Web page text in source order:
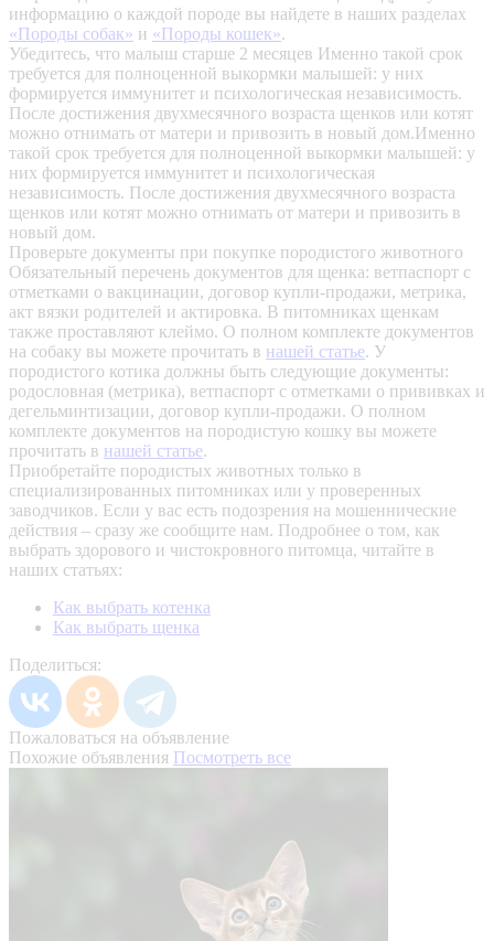
информацию о каждой породе вы найдете в наших разделах
«Породы собак» и «Породы кошек».
Убедитесь, что малыш старше 2 месяцев Именно такой срок
требуется для полноценной выкормки малышей: у них
формируется иммунитет и психологическая независимость.
После достижения двухмесячного возраста щенков или котят
можно отнимать от матери и привозить в новый дом.Именно
такой срок требуется для полноценной выкормки малышей: у
них формируется иммунитет и психологическая
независимость. После достижения двухмесячного возраста
щенков или котят можно отнимать от матери и привозить в
новый дом.
Проверьте документы при покупке породистого животного
Обязательный перечень документов для щенка: ветпаспорт с
отметками о вакцинации, договор купли-продажи, метрика,
акт вязки родителей и актировка. В питомниках щенкам
также проставляют клеймо. О полном комплекте документов
на собаку вы можете прочитать в нашей статье. У
породистого котика должны быть следующие документы:
родословная (метрика), ветпаспорт с отметками о прививках и
дегельминтизации, договор купли-продажи. О полном
комплекте документов на породистую кошку вы можете
прочитать в нашей статье.
Приобретайте породистых животных только в
специализированных питомниках или у проверенных
заводчиков. Если у вас есть подозрения на мошеннические
действия – сразу же сообщите нам. Подробнее о том, как
выбрать здорового и чистокровного питомца, читайте в
наших статьях:
Как выбрать котенка
Как выбрать щенка
Поделиться:
Пожаловаться на объявление
Похожие объявления Посмотреть все